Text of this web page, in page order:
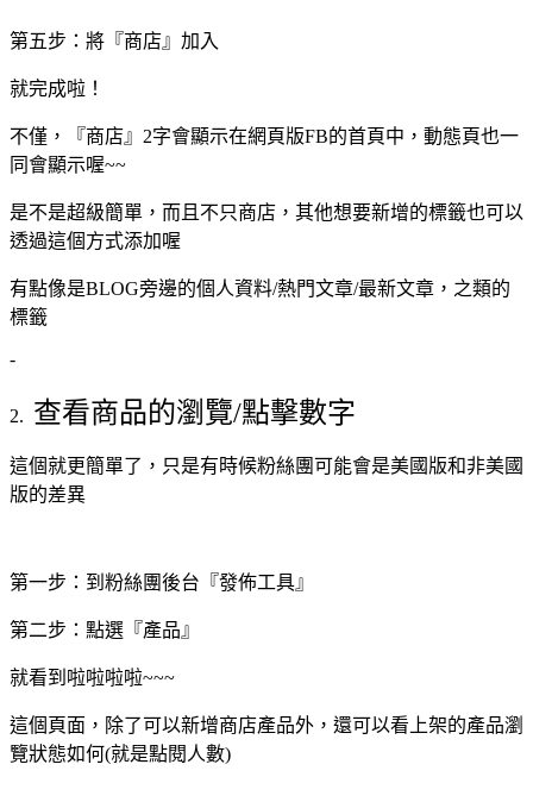
第五步：將『商店』加入
就完成啦！
不僅，『商店』2字會顯示在網頁版FB的首頁中，動態頁也一
同會顯示喔~~
是不是超級簡單，而且不只商店，其他想要新增的標籤也可以
透過這個方式添加喔
有點像是BLOG旁邊的個人資料/熱門文章/最新文章，之類的
標籤
-
2. 查看商品的瀏覽/點擊數字
這個就更簡單了，只是有時候粉絲團可能會是美國版和非美國
版的差異
第一步：到粉絲團後台『發佈工具』
第二步：點選『產品』
就看到啦啦啦啦~~~
這個頁面，除了可以新增商店產品外，還可以看上架的產品瀏
覽狀態如何(就是點閱人數)